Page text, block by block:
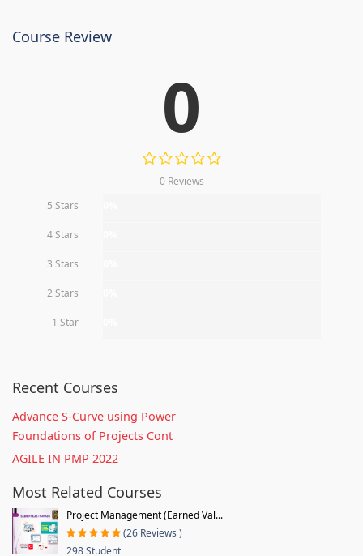
Course Review
0
0 Reviews
5 Stars
4 Stars
3 Stars
2 Stars
1 Star
Recent Courses
Advance S-Curve using Power
Foundations of Projects Cont
AGILE IN PMP 2022
Most Related Courses
Project Management (Earned Val...
(26 Reviews )
298 Student